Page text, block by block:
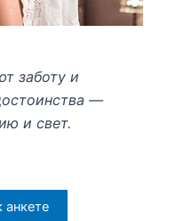
заботу и
—
и свет.
анкете